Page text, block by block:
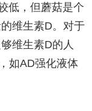
低，但蘑菇是个
维生素D。对于
维生素D的人
如AD强化液体